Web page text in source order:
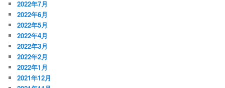
2022年7月
2022年6月
2022年5月
2022年4月
2022年3月
2022年2月
2022年1月
2021年12月